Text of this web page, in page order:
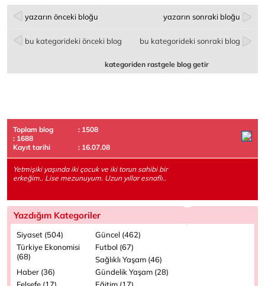
yazarın önceki bloğu yazarın sonraki bloğu
bu kategorideki önceki blog bu kategorideki sonraki blog
kategoriden rastgele blog getir
Toplam blog
: 1508
: 1688
Kayıt tarihi
: 16.07.08
Yetmişiki yaşında iki çocuk ve iki torun sahibi bir
erkeğim.. Lise mezunuyum. Uzun yıllar esnaflı..
Yazdığım Kategoriler
Siyaset (504)
Güncel (462)
Türkiye Ekonomisi
(68)
Futbol (67)
Sağlıklı Yaşam (46)
Haber (36)
Gündelik Yaşam (28)